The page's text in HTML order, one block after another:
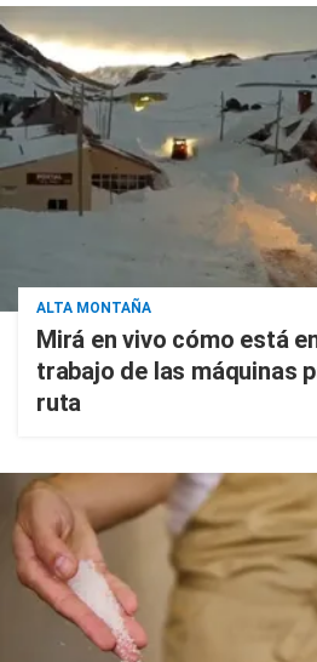
ALTA MONTAÑA
Mirá en vivo cómo está
trabajo de las máquinas
ruta